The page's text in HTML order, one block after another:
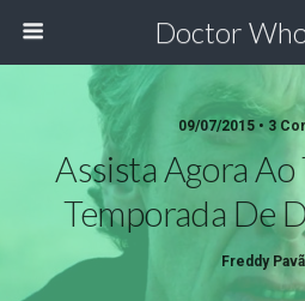
Doctor
09/07/2015 • 3
Assista Agora Ao
Temporada De
Freddy